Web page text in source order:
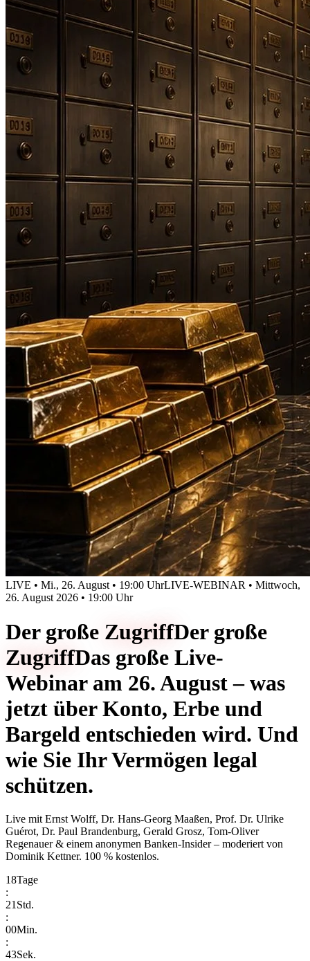
LIVE • Mi., 26. August • 19:00 UhrLIVE-WEBINAR • Mittwoch,
26. August 2026 • 19:00 Uhr
Der große ZugriffDer große
ZugriffDas große Live-
Webinar am 26. August – was
jetzt über Konto, Erbe und
Bargeld entschieden wird. Und
wie Sie Ihr Vermögen legal
schützen.
Live mit Ernst Wolff, Dr. Hans-Georg Maaßen, Prof. Dr. Ulrike
Guérot, Dr. Paul Brandenburg, Gerald Grosz, Tom-Oliver
Regenauer & einem anonymen Banken-Insider– moderiert von
Dominik Kettner. 100 % kostenlos.
18Tage
:
21 Std.
:
00Min.
:
43Sek.